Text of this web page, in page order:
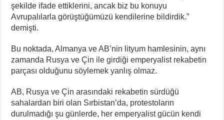
şekilde ifade ettiklerini, ancak biz bu konuyu
Avrupalılarla görüştüğümüzü kendilerine bildirdik.”
demişti.
Bu noktada, Almanya ve AB’nin lityum hamlesinin, aynı
zamanda Rusya ve Çin ile girdiği emperyalist rekabetin
parçası olduğunu söylemek yanlış olmaz.
AB, Rusya ve Çin arasındaki rekabetin sürdüğü
sahalardan biri olan Sırbistan’da, protestoların
durulmadığı şu günlerde, her emperyalist gücün kendi